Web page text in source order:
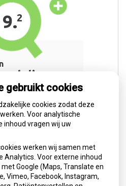
gebruikt cookies
cookies zodat deze
Voor analytische
inhoud vragen wij uw
werken wij samen met
Analytics. Voor externe inhoud
Google (Maps, Translate en
Vimeo, Facebook, Instagram,